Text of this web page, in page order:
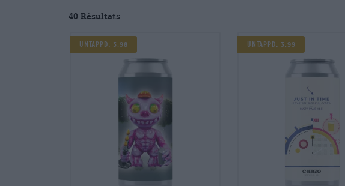
40 Résultats
UNTAPPD: 3,98 UNTAPPD: 3,99